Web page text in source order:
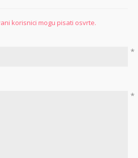
korisnici mogu pisati osvrte.
*
*